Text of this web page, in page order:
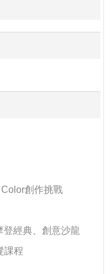
創作挑戰
經典、創意沙龍
課程